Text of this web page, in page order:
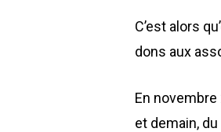
C’est alors
dons aux
En
et demain,